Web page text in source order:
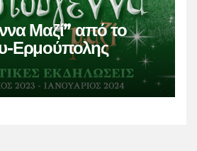
Μαζί” από το
Ερμούπολης